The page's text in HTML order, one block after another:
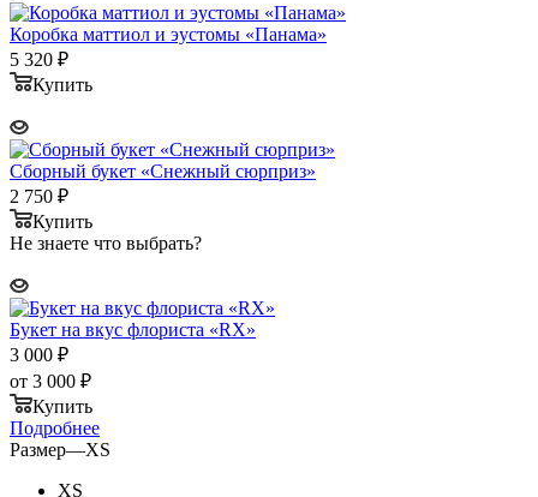
Коробка маттиол и эустомы «Панама»
5 320 ₽
Купить
Сборный букет «Снежный сюрприз»
2 750 ₽
Купить
Не знаете что выбрать?
Букет на вкус флориста «RX»
3 000 ₽
от 3 000 ₽
Купить
Подробнее
Размер—XS
XS